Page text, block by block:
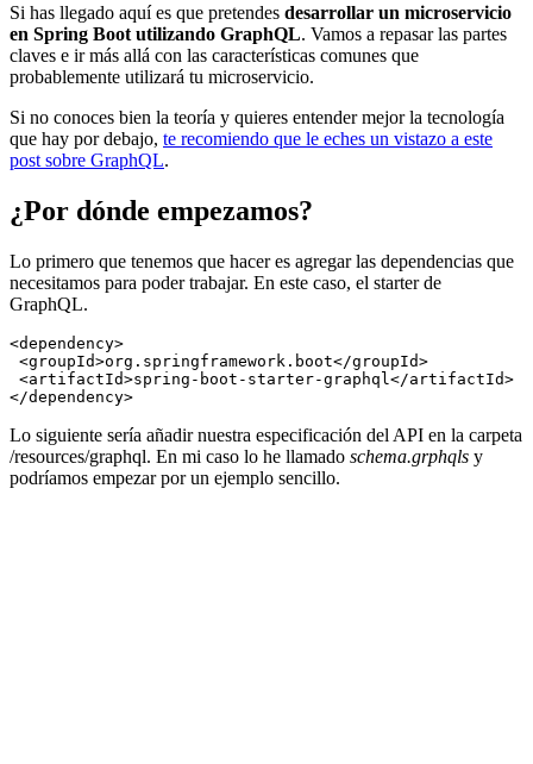
Si has llegado aquí es que pretendes desarrollar un microservicio
en Spring Boot utilizando GraphQL. Vamos a repasar las partes
claves e ir más allá con las características comunes que
probablemente utilizará tu microservicio.
Si no conoces bien la teoría y quieres entender mejor la tecnología
que hay por debajo, te recomiendo que le eches un vistazo a este
post sobre GraphQL.
¿Por dónde empezamos?
Lo primero que tenemos que hacer es agregar las dependencias que
necesitamos para poder trabajar. En este caso, el starter de
GraphQL.
<dependency>
<groupId>org.springframework.boot</groupId>
<artifactId>spring-boot-starter-graphql</artifactId>
Lo siguiente sería añadir nuestra especificación del API en la carpeta
/resources/graphql. En mi caso lo he llamado schema.grphqls y
podríamos empezar por un ejemplo sencillo.